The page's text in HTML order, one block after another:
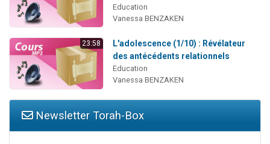
Education
Vanessa BENZAKEN
23:58
L'adolescence (1/10) : Révélateur
des antécédents relationnels
Education
Vanessa BENZAKEN
Newsletter Torah-Box